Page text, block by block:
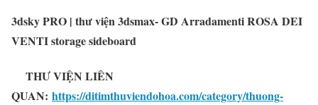
3dsky PRO | thư viện 3dsmax- GD Arradamenti ROSA DEI
VENTI storage sideboard
THƯ VIỆN LIÊN
QUAN: https://ditimthuviendohoa.com/category/thuong-